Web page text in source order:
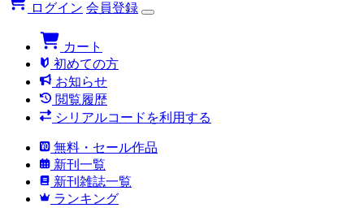
ログイン 会員登録
カート
初めての方
お知らせ
閲覧履歴
シリアルコードを利用する
無料・セール作品
新刊一覧
新刊雑誌一覧
ランキング